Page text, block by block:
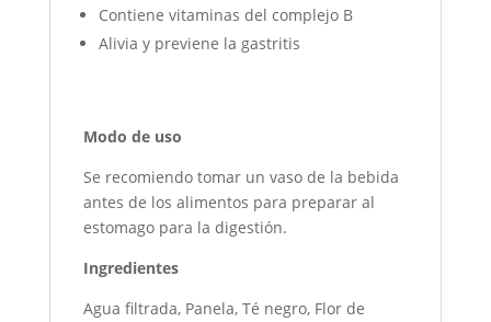
Contiene vitaminas del complejo B
Alivia y previene la gastritis
Modo de uso
Se recomiendo tomar un vaso de la bebida
antes de los alimentos para preparar al
estomago para la digestión.
Ingredientes
Agua filtrada, Panela, Té negro, Flor de